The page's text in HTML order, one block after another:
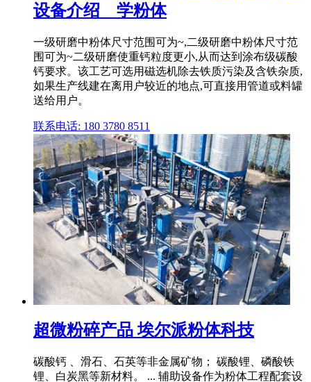
设备介绍 _ 学粉体
一级研磨中粉体尺寸范围可为~,二级研磨中粉体尺寸范
围可为~二级研磨使重钙粒度更小,从而达到涂布级碳酸
钙要求。该工艺可选用磁选机除去铁质污染及含铁杂质,
如果生产线建在离用户较近的地点,可直接用管道或料罐
送给用户。
联系电话: 180 3780 8511
超微粉碎产品 埃尔派粉体科技
碳酸钙 、滑石、石英等非金属矿物； 碳酸锂、磷酸铁
锂、白炭黑等新材料。 ... 辅助设备作为粉体工程配套设